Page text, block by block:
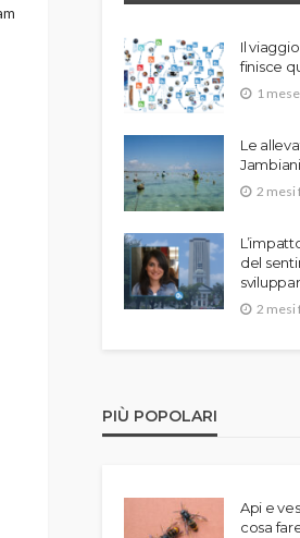
Il
finisce
1
Le
Jambiani
2 mesi
del
2 mesi
PIÙ POPOLARI
Api e
cosa